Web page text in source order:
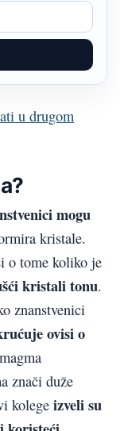
u drugom
mogu
kristale.
o tome koliko je
kristali tonu.
znanstvenici
ovisi o
znači duže
kolege izveli su